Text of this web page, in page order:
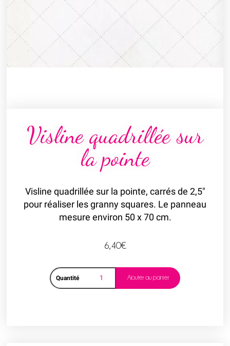
Visline quadrillée sur
la pointe
Visline quadrillée sur la pointe, carrés de 2,5″
pour réaliser les granny squares. Le panneau
mesure environ 50 x 70 cm.
6,40€
Quantité Ajouter au panier